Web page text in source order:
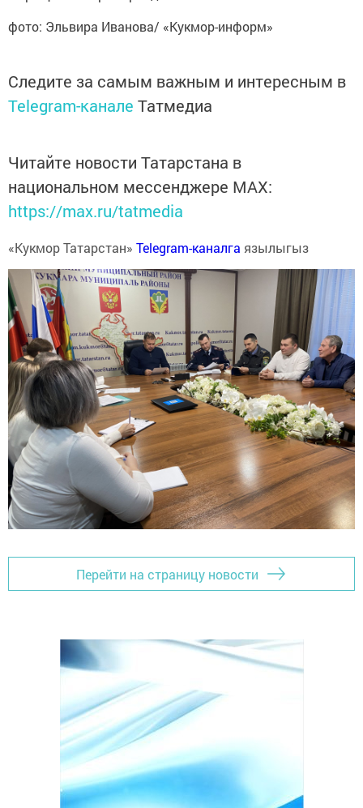
фото: Эльвира Иванова/ «Кукмор-информ»
Следите за самым важным и интересным в
Telegram-канале Татмедиа
Читайте новости Татарстана в
национальном мессенджере MАХ:
https://max.ru/tatmedia
«Кукмор Татарстан» Telegram-каналга язылыгыз
Перейти на страницу новости